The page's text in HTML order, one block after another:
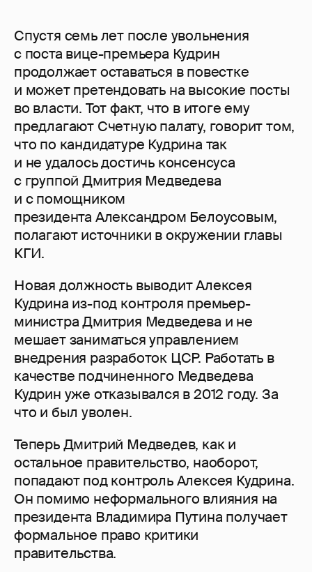
Спустя семь лет после увольнения
с поста вице-премьера Кудрин
продолжает оставаться в повестке
и может претендовать на высокие посты
во власти. Тот факт, что в итоге ему
предлагают Счетную палату, говорит том,
что по кандидатуре Кудрина так
и не удалось достичь консенсуса
с группой Дмитрия Медведева
и с помощником
президента Александром Белоусовым,
полагают источники в окружении главы
КГИ.
Новая должность выводит Алексея
Кудрина из-под контроля премьер-
министра Дмитрия Медведева и не
мешает заниматься управлением
внедрения разработок ЦСР. Работать в
качестве подчиненного Медведева
Кудрин уже отказывался в 2012 году. За
что и был уволен.
Теперь Дмитрий Медведев, как и
остальное правительство, наоборот,
попадают под контроль Алексея Кудрина.
Он помимо неформального влияния на
президента Владимира Путина получает
формальное право критики
правительства.